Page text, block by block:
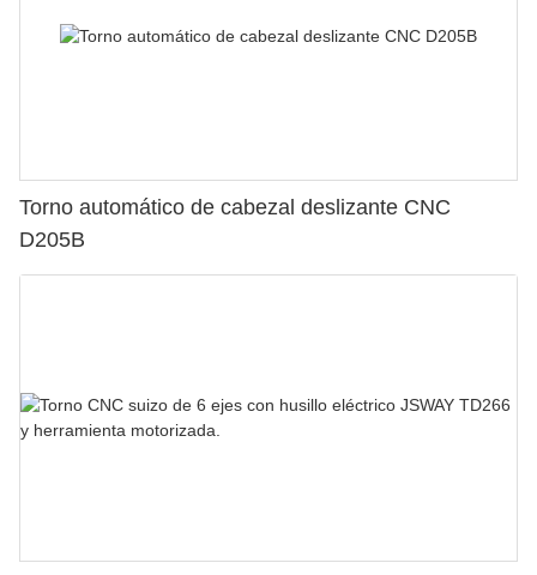
Torno automático de cabezal deslizante CNC
D205B